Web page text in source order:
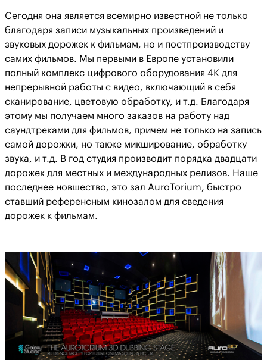
Сегодня она является всемирно известной не только
благодаря записи музыкальных произведений и
звуковых дорожек к фильмам, но и постпроизводству
самих фильмов. Мы первыми в Европе установили
полный комплекс цифрового оборудования 4К для
непрерывной работы с видео, включающий в себя
сканирование, цветовую обработку, и т.д. Благодаря
этому мы получаем много заказов на работу над
саундтреками для фильмов, причем не только на запись
самой дорожки, но также микширование, обработку
звука, и т.д. В год студия производит порядка двадцати
дорожек для местных и международных релизов. Наше
последнее новшество, это зал AuroTorium, быстро
ставший референсным кинозалом для сведения
дорожек к фильмам.